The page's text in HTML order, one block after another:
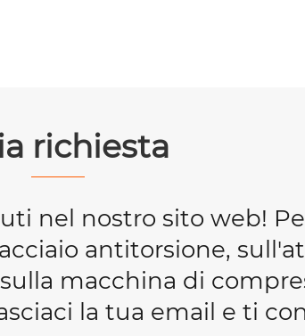
richiesta
nel nostro sito web!
antitorsione,
sulla macchina di
la tua email e ti